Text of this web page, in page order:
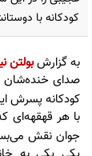
کودکانه با
به گزارشبولتن
صدای خنده‌شان
کودکانه پسرش
با هر قهقهه‌ای
جوان نقش